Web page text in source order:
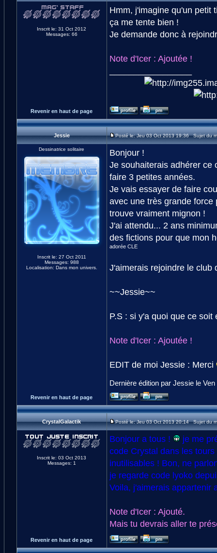
Inscrit le: 31 Oct 2012
Messages: 66
Hmm, j'imagine qu'un petit
ça me tente bien !
Je demande donc à
Note d'Icer : Ajoutée !
Revenir en haut de page
Jessie Posté le: Jeu 03 Oct 2013 19:36 Sujet du
Dessinatrice solitaire
Inscrit le: 27 Oct 2011
Messages: 988
Localisation: Dans mon univers.
Bonjour !
Je souhaiterais adhérer ce
faire 3 petites années.
Je vais essayer de faire
avec une très grande
trouve vraiment mignon !
J'ai attendu... 2 ans
des fictions pour que mon
adorée CLE
J'aimerais rejoindre le club
~~Jessie~~
P.S : si y'a quoi que ce
Note d'Icer : Ajoutée !
EDIT de moi Jessie : Merci
Dernière édition par Jessie le
Revenir en haut de page
CrystalGalactik Posté le: Jeu 03 Oct 2013 20:14 Sujet du
Inscrit le: 03 Oct 2013
Messages: 1
Bonjour a tous !
je me
code Crystal dans les
inutilisables ! Bon, ne
je regarde code lyoko
Voila, j'aimerais appartenir
Note d'Icer : Ajouté.
Mais tu devrais aller te
Revenir en haut de page